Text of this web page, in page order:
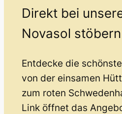
Direkt bei
Novasol stöbern
Entdecke die
von der einsamen
zum roten
Link öffnet das